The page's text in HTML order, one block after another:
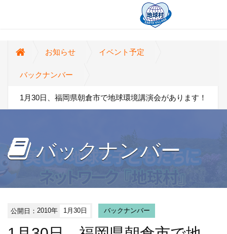
お知らせ イベント予定
バックナンバー
1月30日、福岡県朝倉市で地球環境講演会があります！
バックナンバー
公開日：2010年 1月30日 バックナンバー